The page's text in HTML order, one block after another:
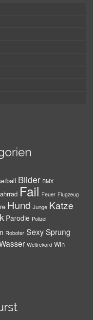
Bilder BMX
Fail Feuer Flugzeug
Hund Junge Katze
Parodie Polizei
Roboter SexySprung
Weltrekord Win